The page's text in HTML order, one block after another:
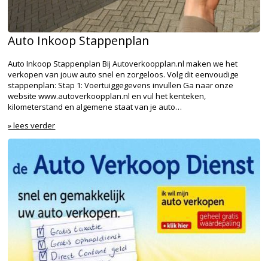
Auto Inkoop Stappenplan
Auto Inkoop Stappenplan Bij Autoverkoopplan.nl maken we het
verkopen van jouw auto snel en zorgeloos. Volg dit eenvoudige
stappenplan: Stap 1: Voertuiggegevens invullen Ga naar onze
website www.autoverkoopplan.nl en vul het kenteken,
kilometerstand en algemene staat van je auto…
» lees verder